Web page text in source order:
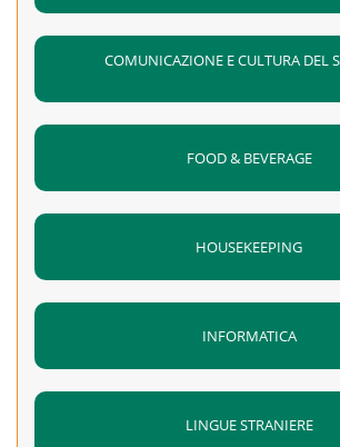
COMUNICAZIONE E CULTURA DEL
FOOD & BEVERAGE
HOUSEKEEPING
INFORMATICA
LINGUE STRANIERE